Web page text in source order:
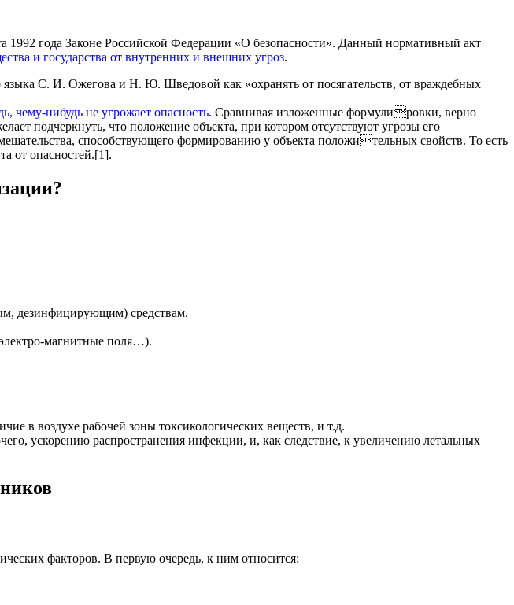
1992 года Законе Российской Федерации «О безопасности». Данный нормативный акт
и государства от внутренних и внешних угроз.
С. И. Ожегова и Н. Ю. Шведовой как «охранять от посягательств, от враждебных
чему-нибудь не угрожает опасность. Сравнивая изложенные формулировки, верно
подчеркнуть, что положение объекта, при котором отсутствуют угрозы его
способствующего формированию у объекта положительных свойств. То есть
от опасностей.[1].
дезинфицирующим) средствам.
магнитные поля…).
в воздухе рабочей зоны токсикологических веществ, и т.д.
ускорению распространения инфекции, и, как следствие, к увеличению летальных
факторов. В первую очередь, к ним относится: